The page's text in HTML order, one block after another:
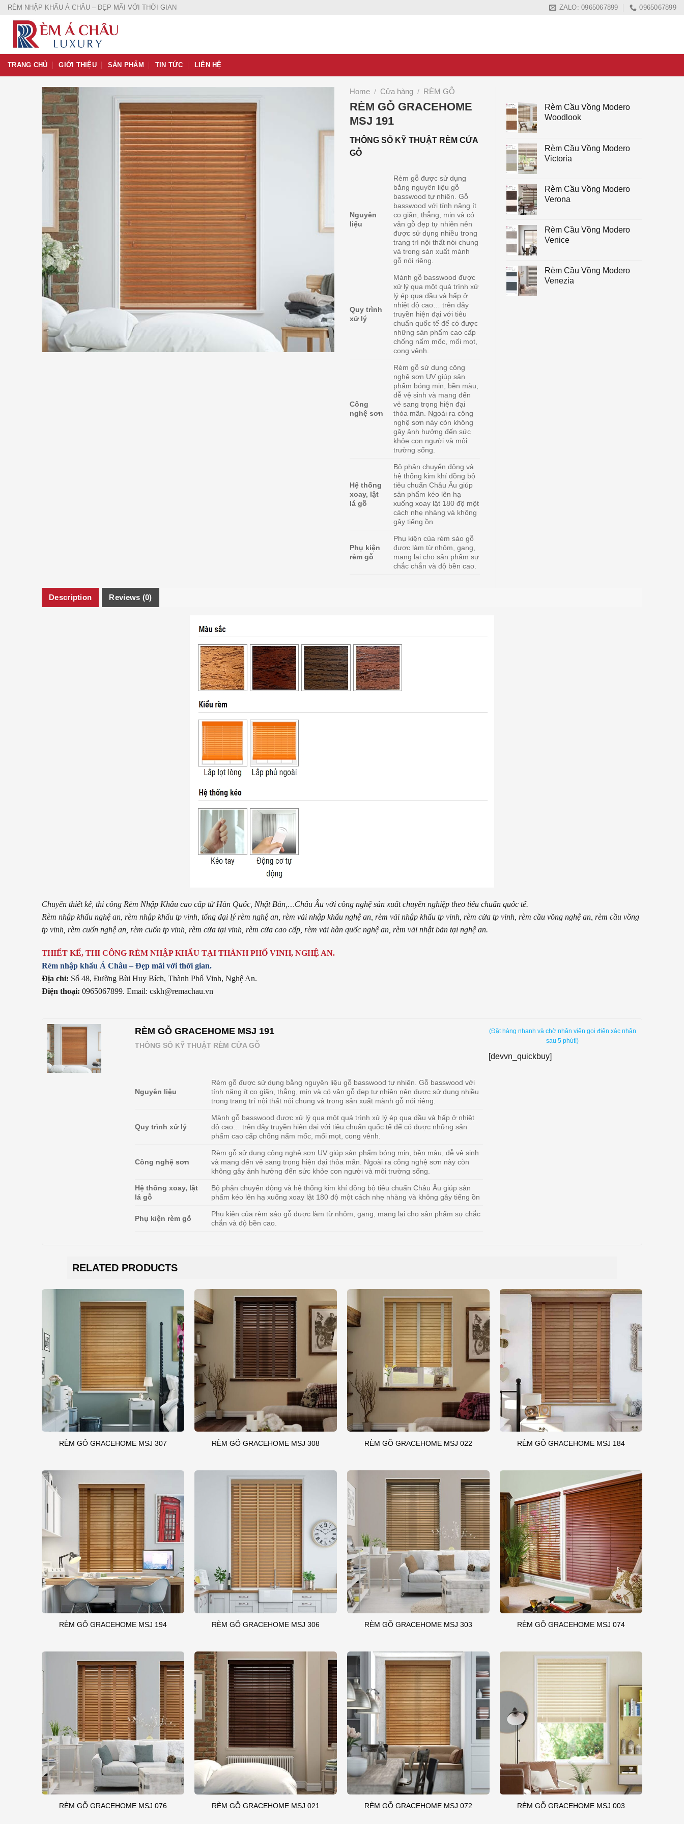
Skip
content
RÈM NHẬP KHẨU Á CHÂU – ĐẸP MÃI VỚI THỜI GIAN ZALO: 0965067899 0965067899
TRANG CHỦ GIỚI THIỆU SẢN PHẨM TIN TỨC LIÊN HỆ
Home / Cửa hàng / RÈM GỖ
RÈM GỖ GRACEHOME
MSJ 191
THÔNG SỐ KỸ THUẬT RÈM CỬA
GỖ
Nguyên
liệu
Rèm gỗ được sử dụng
bằng nguyên liệu gỗ
basswood tự nhiên. Gỗ
basswood với tính năng ít
co giãn, thẳng, mịn và có
vân gỗ đẹp tự nhiên nên
được sử dụng nhiều trong
trang trí nội thất nói chung
và trong sản xuất mành
gỗ nói riêng.
Quy trình
xử lý
Mành gỗ basswood được
xử lý qua một quá trình xử
lý ép qua dầu và hấp ở
nhiệt độ cao… trên dây
truyền hiện đại với tiêu
chuẩn quốc tế để có được
những sản phẩm cao cấp
chống nấm mốc, mối mọt,
cong vênh.
Công
nghệ sơn
Rèm gỗ sử dụng công
nghệ sơn UV giúp sản
phẩm bóng mịn, bền màu,
dễ vệ sinh và mang đến
vẻ sang trọng hiện đại
thỏa mãn. Ngoài ra công
nghệ sơn này còn không
gây ảnh hưởng đến sức
khỏe con người và môi
trường sống.
Hệ thống
xoay, lật
lá gỗ
Bộ phận chuyển động và
hệ thống kim khí đồng bộ
tiêu chuẩn Châu Âu giúp
sản phẩm kéo lên hạ
xuống xoay lật 180 độ một
cách nhẹ nhàng và không
gây tiếng ồn
Phụ kiện
rèm gỗ
Phụ kiện của rèm sáo gỗ
được làm từ nhôm, gang,
mang lại cho sản phẩm sự
chắc chắn và độ bền cao.
Rèm Cầu Vồng Modero
Woodlook
Rèm Cầu Vồng Modero
Victoria
Rèm Cầu Vồng Modero
Verona
Rèm Cầu Vồng Modero
Venice
Rèm Cầu Vồng Modero
Venezia
Description Reviews (0)
Chuyên thiết kế, thi công Rèm Nhập Khẩu cao cấp từ Hàn Quốc, Nhật Bản,…Châu Âu với công nghệ sản xuất chuyên nghiệp theo tiêu chuẩn quốc tế.
Rèm nhập khẩu nghệ an, rèm nhập khẩu tp vinh, tổng đại lý rèm nghệ an, rèm vải nhập khẩu nghệ an, rèm vải nhập khẩu tp vinh, rèm cửa tp vinh, rèm cầu vồng nghệ an, rèm cầu vồng
tp vinh, rèm cuốn nghệ an, rèm cuốn tp vinh, rèm cửa tại vinh, rèm cửa cao cấp, rèm vải hàn quốc nghệ an, rèm vải nhật bản tại nghệ an.
THIẾT KẾ, THI CÔNG RÈM NHẬP KHẨU TẠI THÀNH PHỐ VINH, NGHỆ AN.
Rèm nhập khẩu Á Châu – Đẹp mãi với thời gian.
Địa chỉ: Số 48, Đường Bùi Huy Bích, Thành Phố Vinh, Nghệ An.
Điện thoại: 0965067899. Email: cskh@remachau.vn
RÈM GỖ GRACEHOME MSJ 191
THÔNG SỐ KỸ THUẬT RÈM CỬA GỖ
Nguyên liệu
Rèm gỗ được sử dụng bằng nguyên liệu gỗ basswood tự nhiên. Gỗ basswood với
tính năng ít co giãn, thẳng, mịn và có vân gỗ đẹp tự nhiên nên được sử dụng nhiều
trong trang trí nội thất nói chung và trong sản xuất mành gỗ nói riêng.
Quy trình xử lý
Mành gỗ basswood được xử lý qua một quá trình xử lý ép qua dầu và hấp ở nhiệt
độ cao… trên dây truyền hiện đại với tiêu chuẩn quốc tế để có được những sản
phẩm cao cấp chống nấm mốc, mối mọt, cong vênh.
Công nghệ sơn
Rèm gỗ sử dụng công nghệ sơn UV giúp sản phẩm bóng mịn, bền màu, dễ vệ sinh
và mang đến vẻ sang trọng hiện đại thỏa mãn. Ngoài ra công nghệ sơn này còn
không gây ảnh hưởng đến sức khỏe con người và môi trường sống.
Hệ thống xoay, lật
lá gỗ
Bộ phận chuyển động và hệ thống kim khí đồng bộ tiêu chuẩn Châu Âu giúp sản
phẩm kéo lên hạ xuống xoay lật 180 độ một cách nhẹ nhàng và không gây tiếng ồn
Phụ kiện rèm gỗ
Phụ kiện của rèm sáo gỗ được làm từ nhôm, gang, mang lại cho sản phẩm sự chắc
chắn và độ bền cao.
(Đặt hàng nhanh và chờ nhân viên gọi điện xác nhận
sau 5 phút!)
[devvn_quickbuy]
RELATED PRODUCTS
RÈM GỖ GRACEHOME MSJ 307 RÈM GỖ GRACEHOME MSJ 308 RÈM GỖ GRACEHOME MSJ 022 RÈM GỖ GRACEHOME MSJ 184
RÈM GỖ GRACEHOME MSJ 194 RÈM GỖ GRACEHOME MSJ 306 RÈM GỖ GRACEHOME MSJ 303 RÈM GỖ GRACEHOME MSJ 074
RÈM GỖ GRACEHOME MSJ 076 RÈM GỖ GRACEHOME MSJ 021 RÈM GỖ GRACEHOME MSJ 072 RÈM GỖ GRACEHOME MSJ 003